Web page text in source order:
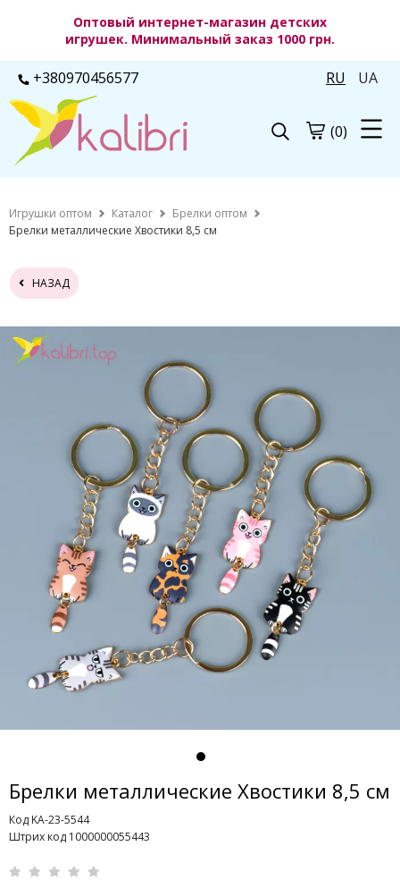
Оптовый интернет-магазин детских
игрушек. Минимальный заказ 1000 грн.
+380970456577 RU UA
(0)
Игрушки оптом Каталог
Брелки оптом
Брелки металлические Хвостики 8,5 см
НАЗАД
Брелки металлические Хвостики 8,5 см
Код KA-23-5544
Штрих код 1000000055443